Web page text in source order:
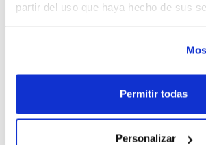
partir del uso que haya hecho de sus
Permitir todas
Personalizar